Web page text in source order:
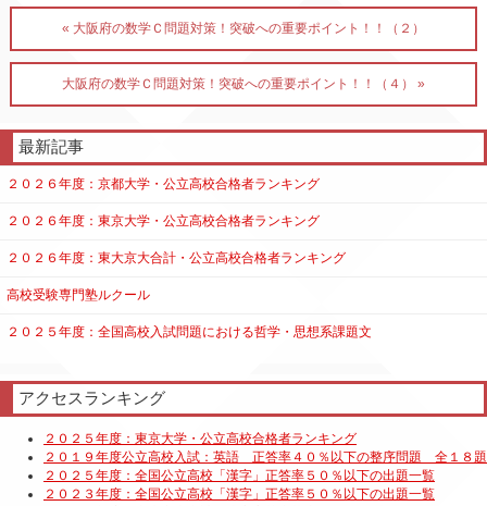
« 大阪府の数学Ｃ問題対策！突破への重要ポイント！！（２）
大阪府の数学Ｃ問題対策！突破への重要ポイント！！（４） »
最新記事
２０２６年度：京都大学・公立高校合格者ランキング
２０２６年度：東京大学・公立高校合格者ランキング
２０２６年度：東大京大合計・公立高校合格者ランキング
高校受験専門塾ルクール
２０２５年度：全国高校入試問題における哲学・思想系課題文
アクセスランキング